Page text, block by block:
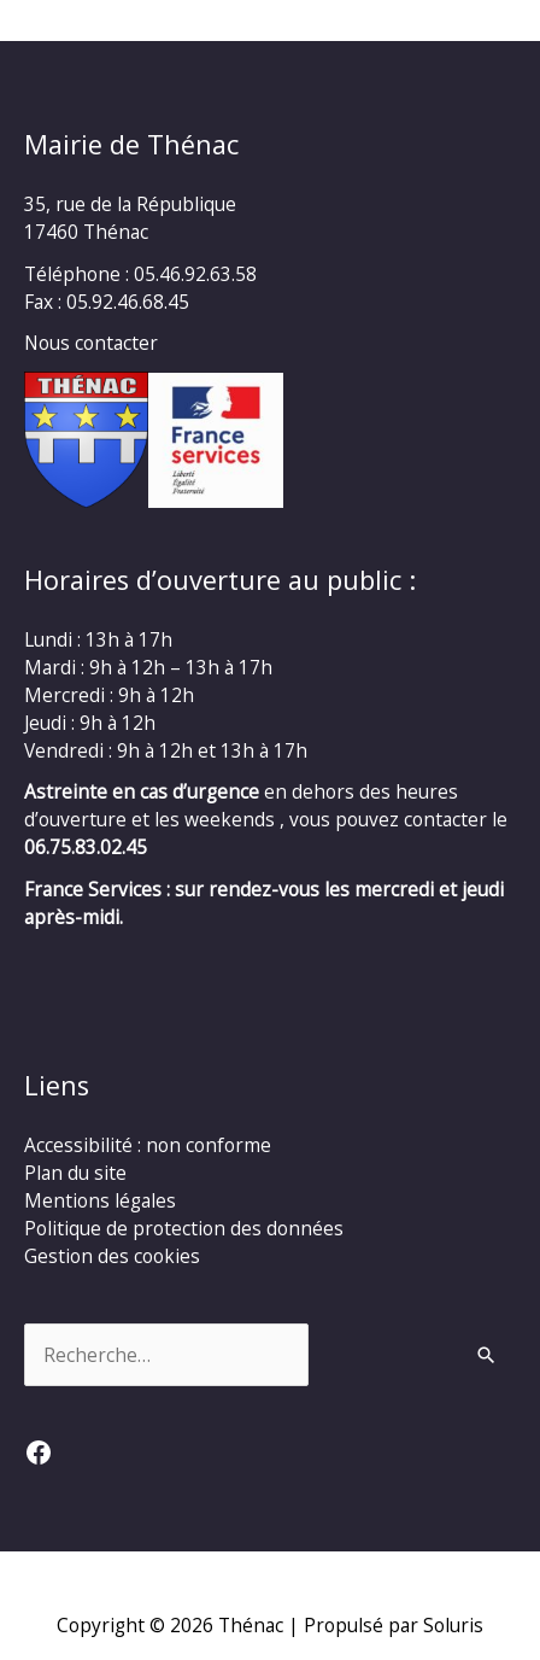
Mairie de Thénac
35, rue de la République
17460 Thénac
Téléphone : 05.46.92.63.58
Fax : 05.92.46.68.45
Nous contacter
Horaires d’ouverture au public :
Lundi : 13h à 17h
Mardi : 9h à 12h – 13h à 17h
Mercredi : 9h à 12h
Jeudi : 9h à 12h
Vendredi : 9h à 12h et 13h à 17h
Astreinte en cas d’urgenceen dehors des heures
d’ouverture et les weekends , vous pouvez contacter le
06.75.83.02.45
France Services : sur rendez-vous les mercredi et jeudi
après-midi.
Liens
Accessibilité : non conforme
Plan du site
Mentions légales
Politique de protection des données
Gestion des cookies
Facebook
Copyright © 2026 Thénac | Propulsé par Soluris